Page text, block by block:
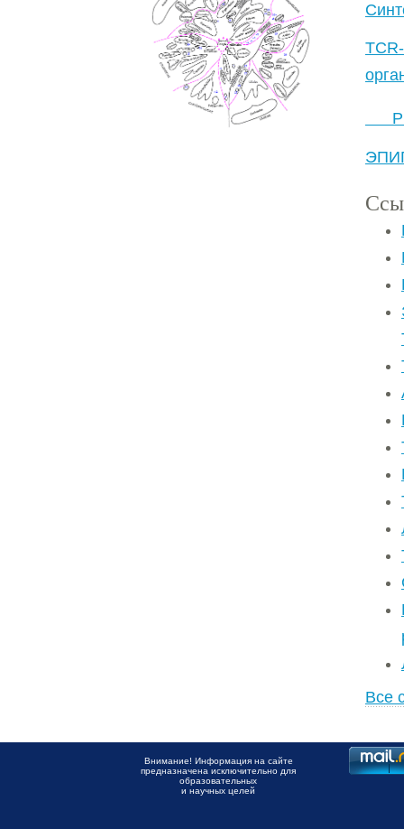
Все
Внимание! Информация на сайте
предназначена исключительно для
образовательных
и научных целей